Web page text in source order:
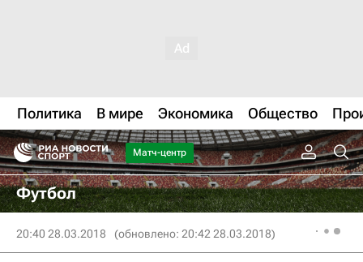
Политика В мире Экономика Общество
Матч-центр
Футбол
20:40 28.03.2018 (обновлено: 20:42 28.03.2018)